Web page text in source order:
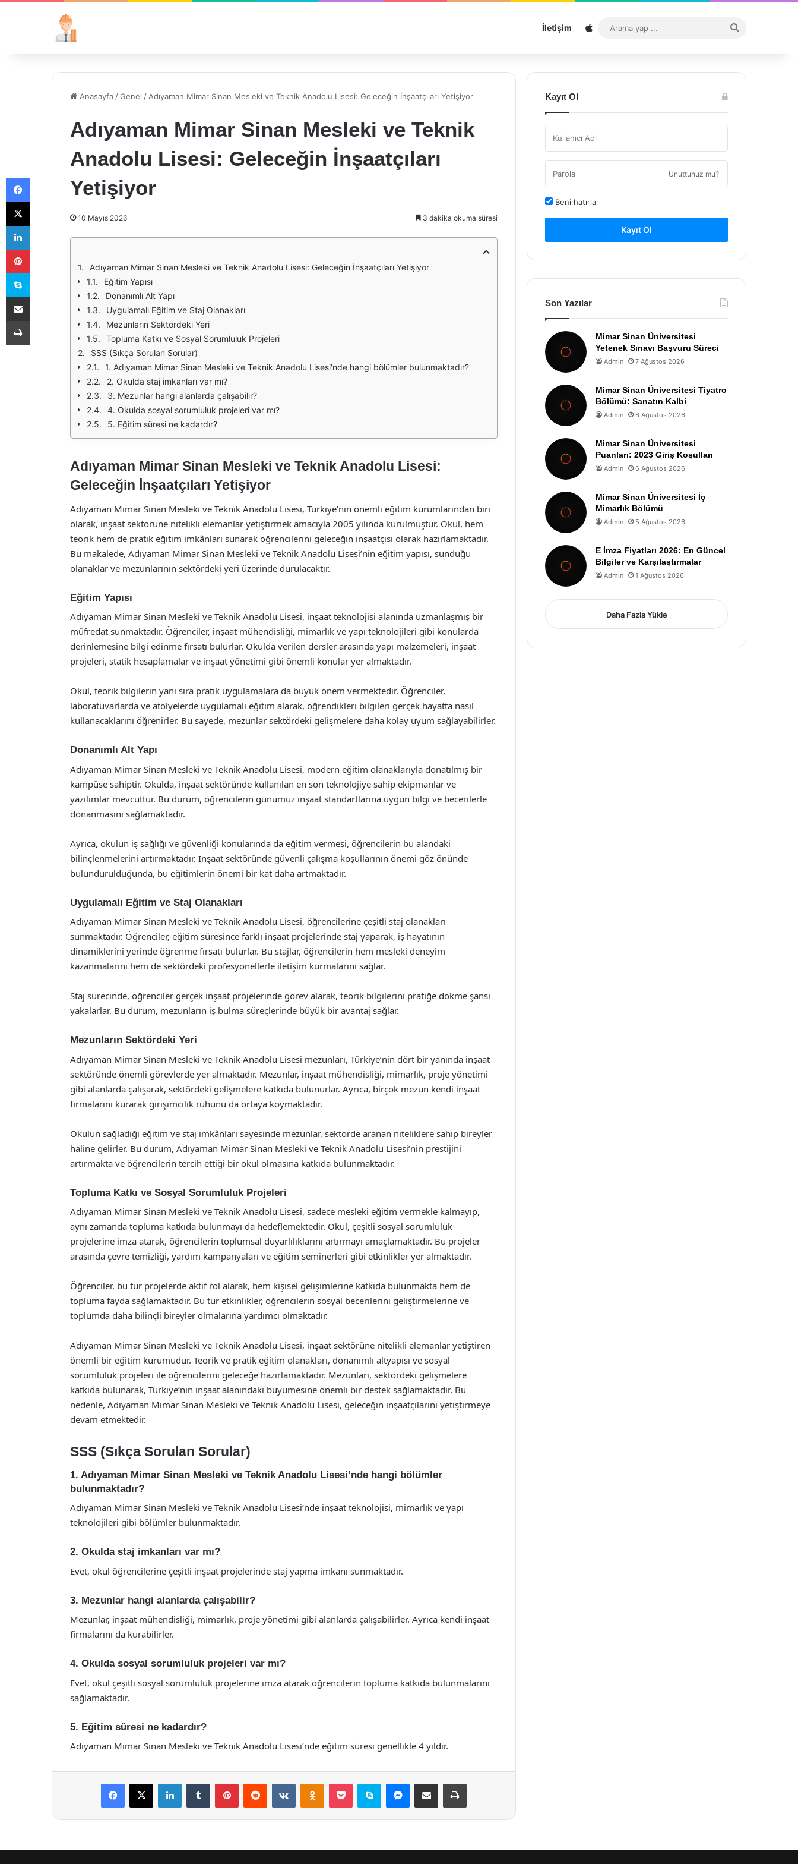
İletişim Sitemap
...
Anasayfa /Genel / Adıyaman Mimar Sinan Mesleki ve Teknik Anadolu Lisesi: Geleceğin İnşaatçıları Yetişiyor
Adıyaman Mimar Sinan Mesleki ve Teknik
Anadolu Lisesi: Geleceğin İnşaatçıları
Yetişiyor
10 Mayıs 2026 3 dakika okuma süresi
Adıyaman Mimar Sinan Mesleki ve Teknik Anadolu Lisesi: Geleceğin İnşaatçıları Yetişiyor
Eğitim Yapısı
Donanımlı Alt Yapı
Uygulamalı Eğitim ve Staj Olanakları
Mezunların Sektördeki Yeri
Topluma Katkı ve Sosyal Sorumluluk Projeleri
SSS (Sıkça Sorulan Sorular)
1. Adıyaman Mimar Sinan Mesleki ve Teknik Anadolu Lisesi'nde hangi bölümler bulunmaktadır?
2. Okulda staj imkanları var mı?
3. Mezunlar hangi alanlarda çalışabilir?
4. Okulda sosyal sorumluluk projeleri var mı?
5. Eğitim süresi ne kadardır?
Adıyaman Mimar Sinan Mesleki ve Teknik Anadolu Lisesi:
Geleceğin İnşaatçıları Yetişiyor
Adıyaman Mimar Sinan Mesleki ve Teknik Anadolu Lisesi, Türkiye’nin önemli eğitim kurumlarından biri
olarak, inşaat sektörüne nitelikli elemanlar yetiştirmek amacıyla 2005 yılında kurulmuştur. Okul, hem
teorik hem de pratik eğitim imkânları sunarak öğrencilerini geleceğin inşaatçısı olarak hazırlamaktadır.
Bu makalede, Adıyaman Mimar Sinan Mesleki ve Teknik Anadolu Lisesi’nin eğitim yapısı, sunduğu
olanaklar ve mezunlarının sektördeki yeri üzerinde durulacaktır.
Eğitim Yapısı
Adıyaman Mimar Sinan Mesleki ve Teknik Anadolu Lisesi, inşaat teknolojisi alanında uzmanlaşmış bir
müfredat sunmaktadır. Öğrenciler, inşaat mühendisliği, mimarlık ve yapı teknolojileri gibi konularda
derinlemesine bilgi edinme fırsatı bulurlar. Okulda verilen dersler arasında yapı malzemeleri, inşaat
projeleri, statik hesaplamalar ve inşaat yönetimi gibi önemli konular yer almaktadır.
Okul, teorik bilgilerin yanı sıra pratik uygulamalara da büyük önem vermektedir. Öğrenciler,
laboratuvarlarda ve atölyelerde uygulamalı eğitim alarak, öğrendikleri bilgileri gerçek hayatta nasıl
kullanacaklarını öğrenirler. Bu sayede, mezunlar sektördeki gelişmelere daha kolay uyum sağlayabilirler.
Donanımlı Alt Yapı
Adıyaman Mimar Sinan Mesleki ve Teknik Anadolu Lisesi, modern eğitim olanaklarıyla donatılmış bir
kampüse sahiptir. Okulda, inşaat sektöründe kullanılan en son teknolojiye sahip ekipmanlar ve
yazılımlar mevcuttur. Bu durum, öğrencilerin günümüz inşaat standartlarına uygun bilgi ve becerilerle
donanmasını sağlamaktadır.
Ayrıca, okulun iş sağlığı ve güvenliği konularında da eğitim vermesi, öğrencilerin bu alandaki
bilinçlenmelerini artırmaktadır. İnşaat sektöründe güvenli çalışma koşullarının önemi göz önünde
bulundurulduğunda, bu eğitimlerin önemi bir kat daha artmaktadır.
Uygulamalı Eğitim ve Staj Olanakları
Adıyaman Mimar Sinan Mesleki ve Teknik Anadolu Lisesi, öğrencilerine çeşitli staj olanakları
sunmaktadır. Öğrenciler, eğitim süresince farklı inşaat projelerinde staj yaparak, iş hayatının
dinamiklerini yerinde öğrenme fırsatı bulurlar. Bu stajlar, öğrencilerin hem mesleki deneyim
kazanmalarını hem de sektördeki profesyonellerle iletişim kurmalarını sağlar.
Staj sürecinde, öğrenciler gerçek inşaat projelerinde görev alarak, teorik bilgilerini pratiğe dökme şansı
yakalarlar. Bu durum, mezunların iş bulma süreçlerinde büyük bir avantaj sağlar.
Mezunların Sektördeki Yeri
Adıyaman Mimar Sinan Mesleki ve Teknik Anadolu Lisesi mezunları, Türkiye’nin dört bir yanında inşaat
sektöründe önemli görevlerde yer almaktadır. Mezunlar, inşaat mühendisliği, mimarlık, proje yönetimi
gibi alanlarda çalışarak, sektördeki gelişmelere katkıda bulunurlar. Ayrıca, birçok mezun kendi inşaat
firmalarını kurarak girişimcilik ruhunu da ortaya koymaktadır.
Okulun sağladığı eğitim ve staj imkânları sayesinde mezunlar, sektörde aranan niteliklere sahip bireyler
haline gelirler. Bu durum, Adıyaman Mimar Sinan Mesleki ve Teknik Anadolu Lisesi’nin prestijini
artırmakta ve öğrencilerin tercih ettiği bir okul olmasına katkıda bulunmaktadır.
Topluma Katkı ve Sosyal Sorumluluk Projeleri
Adıyaman Mimar Sinan Mesleki ve Teknik Anadolu Lisesi, sadece mesleki eğitim vermekle kalmayıp,
aynı zamanda topluma katkıda bulunmayı da hedeflemektedir. Okul, çeşitli sosyal sorumluluk
projelerine imza atarak, öğrencilerin toplumsal duyarlılıklarını artırmayı amaçlamaktadır. Bu projeler
arasında çevre temizliği, yardım kampanyaları ve eğitim seminerleri gibi etkinlikler yer almaktadır.
Öğrenciler, bu tür projelerde aktif rol alarak, hem kişisel gelişimlerine katkıda bulunmakta hem de
topluma fayda sağlamaktadır. Bu tür etkinlikler, öğrencilerin sosyal becerilerini geliştirmelerine ve
toplumda daha bilinçli bireyler olmalarına yardımcı olmaktadır.
Adıyaman Mimar Sinan Mesleki ve Teknik Anadolu Lisesi, inşaat sektörüne nitelikli elemanlar yetiştiren
önemli bir eğitim kurumudur. Teorik ve pratik eğitim olanakları, donanımlı altyapısı ve sosyal
sorumluluk projeleri ile öğrencilerini geleceğe hazırlamaktadır. Mezunları, sektördeki gelişmelere
katkıda bulunarak, Türkiye’nin inşaat alanındaki büyümesine önemli bir destek sağlamaktadır. Bu
nedenle, Adıyaman Mimar Sinan Mesleki ve Teknik Anadolu Lisesi, geleceğin inşaatçılarını yetiştirmeye
devam etmektedir.
SSS (Sıkça Sorulan Sorular)
1. Adıyaman Mimar Sinan Mesleki ve Teknik Anadolu Lisesi’nde hangi bölümler
bulunmaktadır?
Adıyaman Mimar Sinan Mesleki ve Teknik Anadolu Lisesi’nde inşaat teknolojisi, mimarlık ve yapı
teknolojileri gibi bölümler bulunmaktadır.
2. Okulda staj imkanları var mı?
Evet, okul öğrencilerine çeşitli inşaat projelerinde staj yapma imkanı sunmaktadır.
3. Mezunlar hangi alanlarda çalışabilir?
Mezunlar, inşaat mühendisliği, mimarlık, proje yönetimi gibi alanlarda çalışabilirler. Ayrıca kendi inşaat
firmalarını da kurabilirler.
4. Okulda sosyal sorumluluk projeleri var mı?
Evet, okul çeşitli sosyal sorumluluk projelerine imza atarak öğrencilerin topluma katkıda bulunmalarını
sağlamaktadır.
5. Eğitim süresi ne kadardır?
Adıyaman Mimar Sinan Mesleki ve Teknik Anadolu Lisesi’nde eğitim süresi genellikle 4 yıldır.
Facebook
X LinkedInTumblr PinterestReddit VKontakteOdnoklassniki
Pocket Skype Messenger
E-Posta ile paylaş Yazdır
Kayıt Ol
Unuttunuz mu?
Beni hatırla
Kayıt Ol
Son Yazılar
Mimar Sinan Üniversitesi
Yetenek Sınavı Başvuru Süreci
Admin 7 Ağustos 2026
Mimar Sinan Üniversitesi Tiyatro
Bölümü: Sanatın Kalbi
Admin 6 Ağustos 2026
Mimar Sinan Üniversitesi
Puanları: 2023 Giriş Koşulları
Admin 6 Ağustos 2026
Mimar Sinan Üniversitesi İç
Mimarlık Bölümü
Admin 5 Ağustos 2026
E İmza Fiyatları 2026: En Güncel
Bilgiler ve Karşılaştırmalar
Admin 1 Ağustos 2026
Daha Fazla Yükle
Facebook
X
LinkedIn
Pinterest
Skype
E-Posta ile paylaş